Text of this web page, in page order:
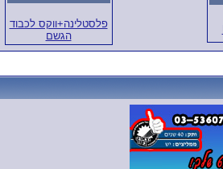
פלסטלינה+ווקס לכבוד
הגשם